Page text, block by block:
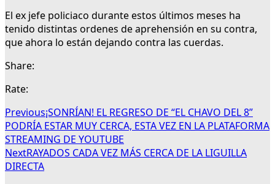
El ex jefe policiaco durante estos últimos meses ha
tenido distintas ordenes de aprehensión en su contra,
que ahora lo están dejando contra las cuerdas.
Share:
Rate:
Previous¡SONRÍAN! EL REGRESO DE “EL CHAVO DEL 8”
PODRÍA ESTAR MUY CERCA, ESTA VEZ EN LA PLATAFORMA
STREAMING DE YOUTUBE
NextRAYADOS CADA VEZ MÁS CERCA DE LA LIGUILLA
DIRECTA